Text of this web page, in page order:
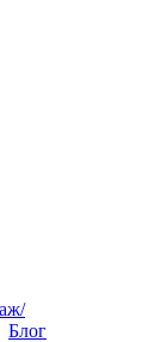
Блог